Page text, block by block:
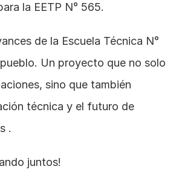
la EETP N° 565.
de la Escuela Técnica N°
Un proyecto que no solo
sino que también
técnica y el futuro de
.
juntos!